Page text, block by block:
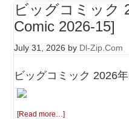
ビッグコミック
Comic 2026-15]
July 31, 2026 by Dl-Zip.Com
ビッグコミック 2026
[Read more…]